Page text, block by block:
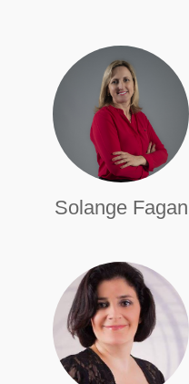
Solange Fagan